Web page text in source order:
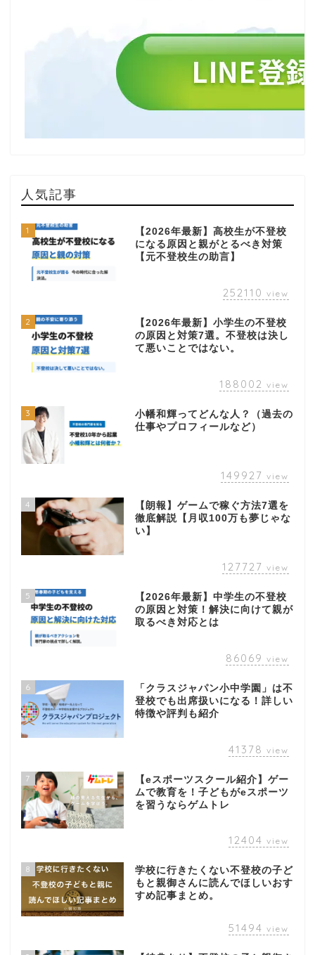
人気記事
1
【2026年最新】高校生が不登校
になる原因と親がとるべき対策
【元不登校生の助言】
252110 view
2
【2026年最新】小学生の不登校
の原因と対策7選。不登校は決し
て悪いことではない。
188002 view
3
小幡和輝ってどんな人？（過去の
仕事やプロフィールなど）
149927 view
4
【朗報】ゲームで稼ぐ方法7選を
徹底解説【月収100万も夢じゃな
い】
127727 view
5
【2026年最新】中学生の不登校
の原因と対策！解決に向けて親が
取るべき対応とは
86069 view
6
「クラスジャパン小中学園」は不
登校でも出席扱いになる！詳しい
特徴や評判も紹介
41378 view
7
【eスポーツスクール紹介】ゲー
ムで教育を！子どもがeスポーツ
を習うならゲムトレ
12404 view
8
学校に行きたくない不登校の子ど
もと親御さんに読んでほしいおす
すめ記事まとめ。
51494 view